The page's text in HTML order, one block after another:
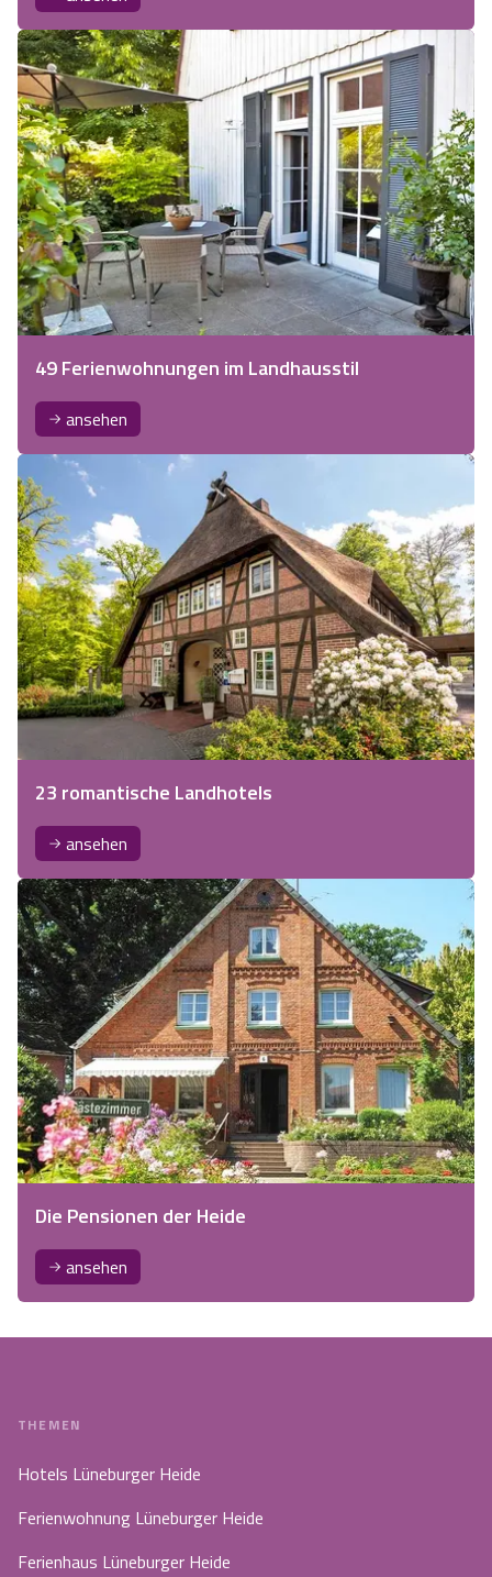
49 Ferienwohnungen im Landhausstil
ansehen
23 romantische Landhotels
ansehen
Die Pensionen der Heide
ansehen
THEMEN
Hotels Lüneburger Heide
Ferienwohnung Lüneburger Heide
Ferienhaus Lüneburger Heide